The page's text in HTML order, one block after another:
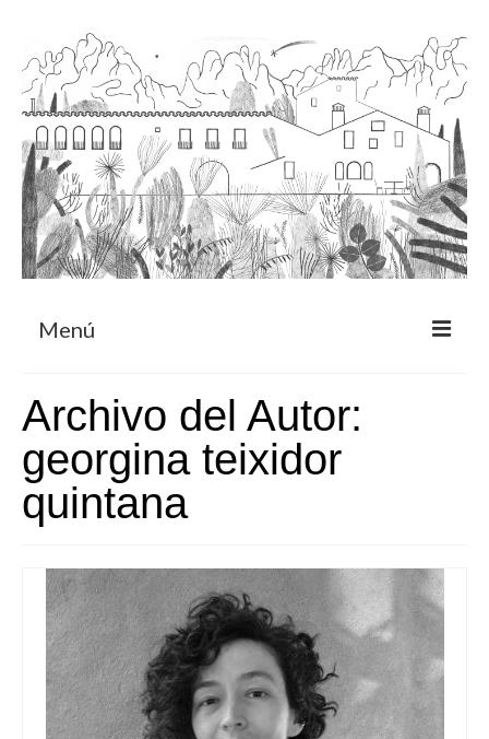
Menú
Programa de residencia
CRUCERO
Quedate con nosotras
Archivo
Contacto
Archivo del Autor:
georgina teixidor
quintana